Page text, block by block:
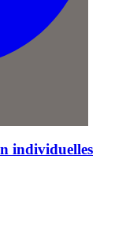
individuelles